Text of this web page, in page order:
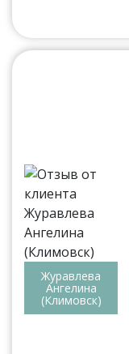
Журавлева
Ангелина
(Климовск)